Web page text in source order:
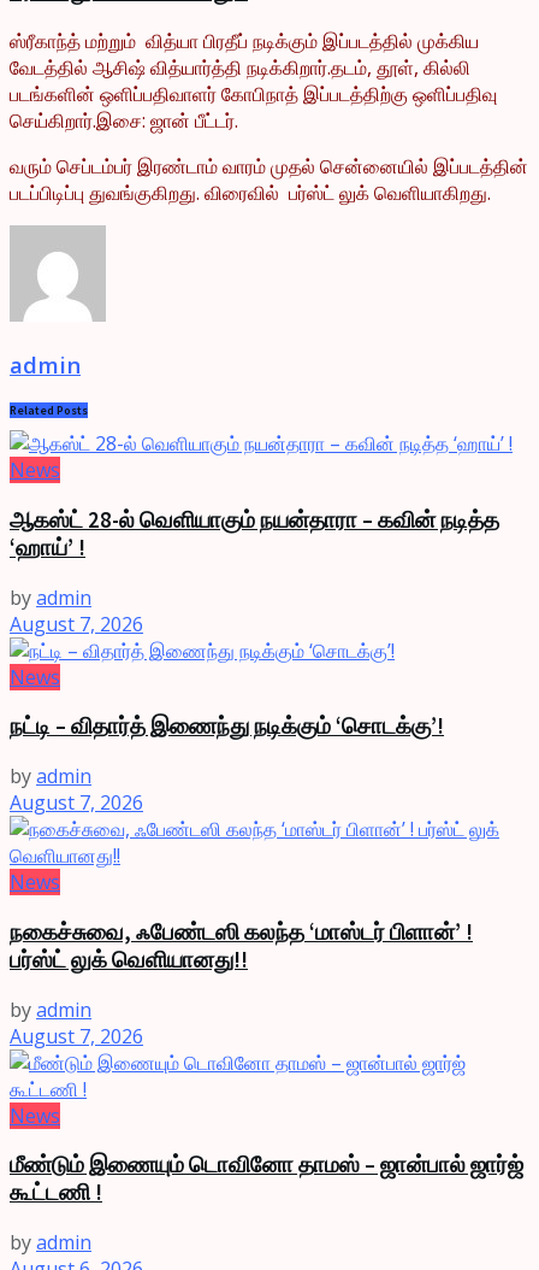
ஸ்ரீகாந்த் மற்றும் வித்யா பிரதீப் நடிக்கும் இப்படத்தில் முக்கிய
வேடத்தில் ஆசிஷ் வித்யார்த்தி நடிக்கிறார்.தடம், தூள், கில்லி
படங்களின் ஒளிப்பதிவாளர் கோபிநாத் இப்படத்திற்கு ஒளிப்பதிவு
செய்கிறார்.இசை: ஜான் பீட்டர்.
வரும் செப்டம்பர் இரண்டாம் வாரம் முதல் சென்னையில் இப்படத்தின்
படப்பிடிப்பு துவங்குகிறது. விரைவில் பர்ஸ்ட் லுக் வெளியாகிறது.
admin
Related Posts
News
ஆகஸ்ட் 28-ல் வெளியாகும் நயன்தாரா – கவின் நடித்த
‘ஹாய்’ !
byadmin
August 7, 2026
News
நட்டி – விதார்த் இணைந்து நடிக்கும் ‘சொடக்கு’!
byadmin
August 7, 2026
News
நகைச்சுவை, ஃபேண்டஸி கலந்த ‘மாஸ்டர் பிளான்’ !
பர்ஸ்ட் லுக் வெளியானது!!
byadmin
August 7, 2026
News
மீண்டும் இணையும் டொவினோ தாமஸ் – ஜான்பால் ஜார்ஜ்
கூட்டணி !
byadmin